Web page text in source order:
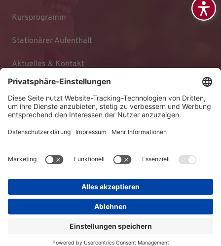
Kursprogramm
Stationärer Aufenthalt
Aktuelles & Kontakt
Impressum
Datenschutz
© 2026 KLINIKEN DR. ERLER